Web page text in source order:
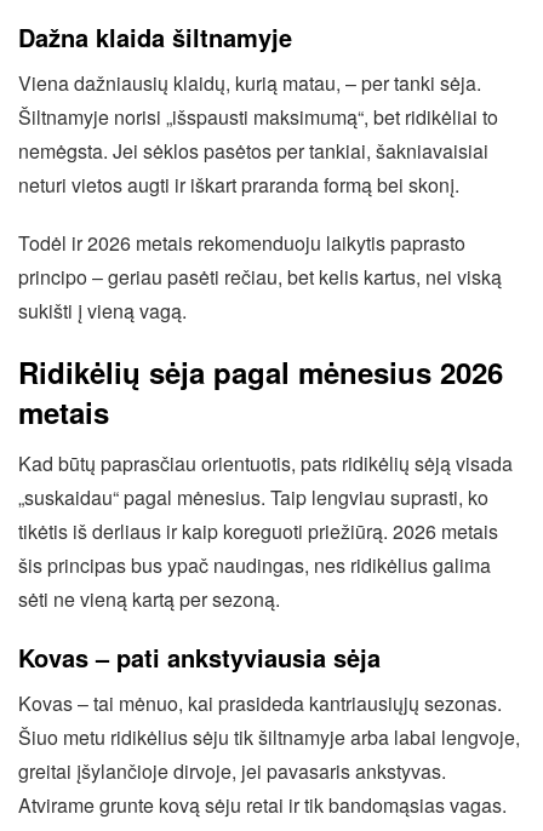
Dažna klaida šiltnamyje
Viena dažniausių klaidų, kurią matau, – per tanki sėja.
Šiltnamyje norisi „išspausti maksimumą“, bet ridikėliai to
nemėgsta. Jei sėklos pasėtos per tankiai, šakniavaisiai
neturi vietos augti ir iškart praranda formą bei skonį.
Todėl ir 2026 metais rekomenduoju laikytis paprasto
principo – geriau pasėti rečiau, bet kelis kartus, nei viską
sukišti į vieną vagą.
Ridikėlių sėja pagal mėnesius 2026
metais
Kad būtų paprasčiau orientuotis, pats ridikėlių sėją visada
„suskaidau“ pagal mėnesius. Taip lengviau suprasti, ko
tikėtis iš derliaus ir kaip koreguoti priežiūrą. 2026 metais
šis principas bus ypač naudingas, nes ridikėlius galima
sėti ne vieną kartą per sezoną.
Kovas – pati ankstyviausia sėja
Kovas – tai mėnuo, kai prasideda kantriausiųjų sezonas.
Šiuo metu ridikėlius sėju tik šiltnamyje arba labai lengvoje,
greitai įšylančioje dirvoje, jei pavasaris ankstyvas.
Atvirame grunte kovą sėju retai ir tik bandomąsias vagas.